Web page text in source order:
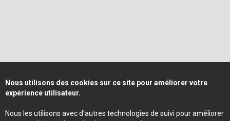
Nous utilisons des cookies sur ce site pour améliorer votre
expérience utilisateur.
Nous les utilisons avec d'autres technologies de suivi pour améliorer